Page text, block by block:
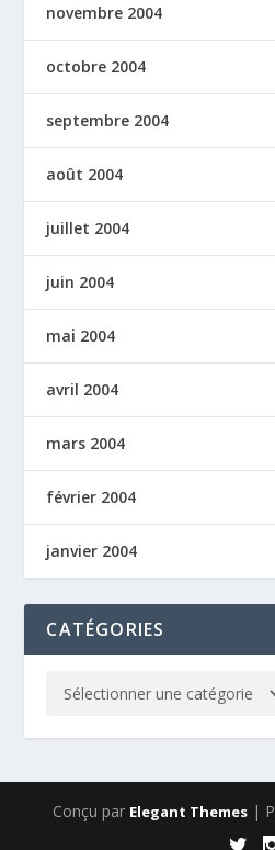
novembre 2004
octobre 2004
septembre 2004
août 2004
juillet 2004
juin 2004
mai 2004
avril 2004
mars 2004
février 2004
janvier 2004
CATÉGORIES
Conçu par Elegant Themes|